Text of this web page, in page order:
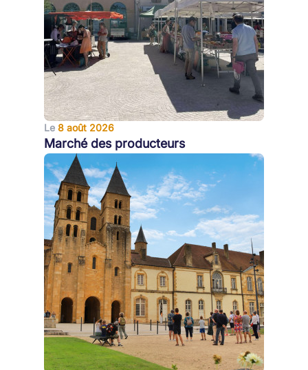
Le 8 août 2026
Marché des producteurs